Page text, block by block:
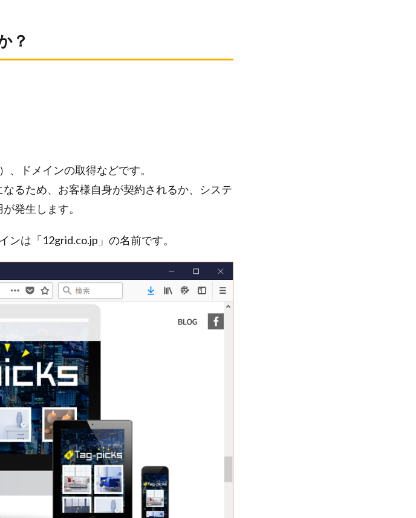
？
、ドメインの取得などです。
るため、お客様自身が契約されるか、システ
発生します。
ンは「12grid.co.jp」の名前です。